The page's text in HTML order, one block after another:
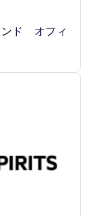
ンド オフィ